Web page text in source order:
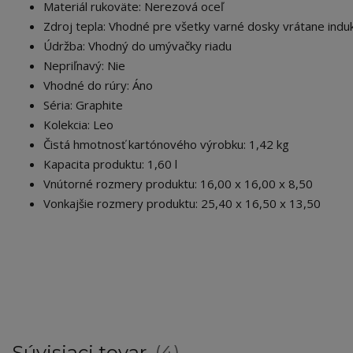
Materiál rukoväte: Nerezová oceľ
Zdroj tepla: Vhodné pre všetky varné dosky vrátane
Údržba: Vhodný do umývačky riadu
Nepriľnavý: Nie
Vhodné do rúry: Áno
Séria: Graphite
Kolekcia: Leo
Čistá hmotnosť kartónového výrobku: 1,42 kg
Kapacita produktu: 1,60 l
Vnútorné rozmery produktu: 16,00 x 16,00 x 8,50
Vonkajšie rozmery produktu: 25,40 x 16,50 x 13,50